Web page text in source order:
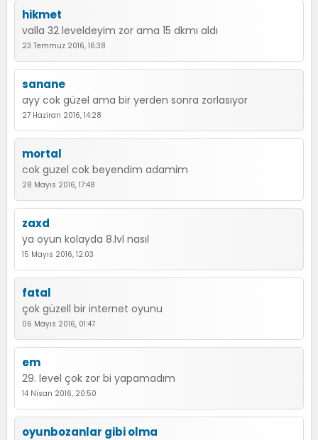
hikmet
valla 32 leveldeyim zor ama 15 dkmı aldı
23 Temmuz 2016, 16:38
sanane
ayy cok güzel ama bir yerden sonra zorlasıyor
27 Haziran 2016, 14:28
mortal
cok guzel cok beyendim adamim
28 Mayıs 2016, 17:48
zaxd
ya oyun kolayda 8.lvl nasıl
15 Mayıs 2016, 12:03
fatal
çok güzell bir internet oyunu
06 Mayıs 2016, 01:47
em
29. level çok zor bi yapamadım
14 Nisan 2016, 20:50
oyunbozanlar gibi olma